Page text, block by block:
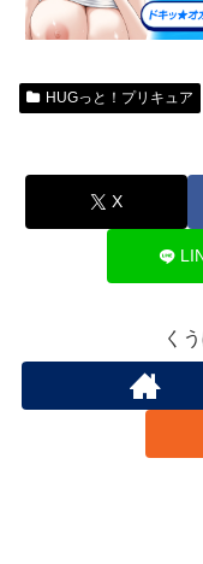
HUGっと！プリキュア
X
く